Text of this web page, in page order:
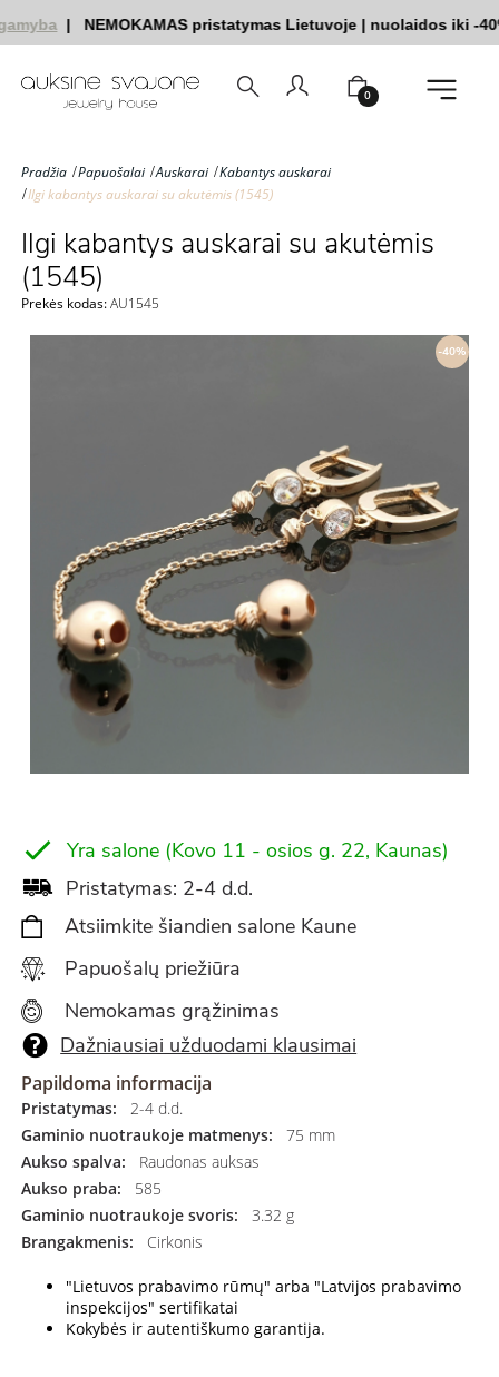
| NEMOKAMAS pristatymas Lietuvoje| nuolaidos iki -
0
Pradžia Papuošalai Auskarai
Kabantys auskarai
Ilgi kabantys auskarai su akutėmis (1545)
Ilgi kabantys auskarai su akutėmis
(1545)
Prekės kodas:AU1545
-40%
Yra salone (Kovo 11 - osios g. 22, Kaunas)
Pristatymas: 2-4 d.d.
Atsiimkite šiandien salone Kaune
Papuošalų priežiūra
Nemokamas grąžinimas
Dažniausiai užduodami klausimai
Papildoma informacija
Pristatymas:
2-4 d.d.
Gaminio nuotraukoje matmenys:
75 mm
Aukso spalva:
Raudonas auksas
Aukso praba:
585
Gaminio nuotraukoje svoris:
3.32 g
Brangakmenis:
Cirkonis
"Lietuvos prabavimo rūmų" arba "Latvijos prabavimo
inspekcijos" sertifikatai
Kokybės ir autentiškumo garantija.